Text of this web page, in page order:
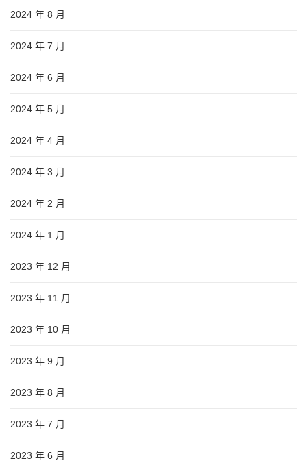
2024 年 8 月
2024 年 7 月
2024 年 6 月
2024 年 5 月
2024 年 4 月
2024 年 3 月
2024 年 2 月
2024 年 1 月
2023 年 12 月
2023 年 11 月
2023 年 10 月
2023 年 9 月
2023 年 8 月
2023 年 7 月
2023 年 6 月